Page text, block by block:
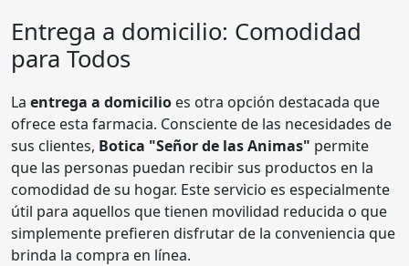
Entrega a domicilio: Comodidad
para Todos
La entrega a domicilio es otra opción destacada que
ofrece esta farmacia. Consciente de las necesidades de
sus clientes, Botica "Señor de las Animas" permite
que las personas puedan recibir sus productos en la
comodidad de su hogar. Este servicio es especialmente
útil para aquellos que tienen movilidad reducida o que
simplemente prefieren disfrutar de la conveniencia que
brinda la compra en línea.